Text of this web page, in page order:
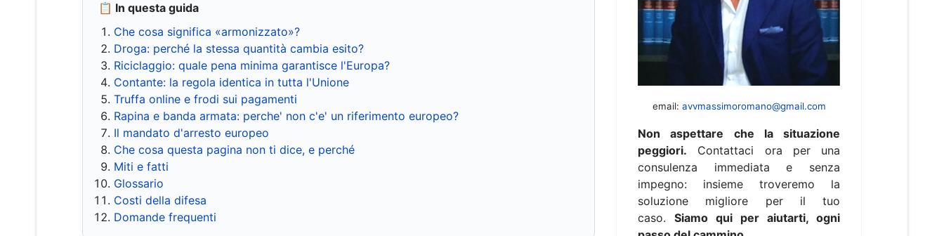
📋 In questa guida
Che cosa significa «armonizzato»?
Droga: perché la stessa quantità cambia esito?
Riciclaggio: quale pena minima garantisce l'Europa?
Contante: la regola identica in tutta l'Unione
Truffa online e frodi sui pagamenti
Rapina e banda armata: perche' non c'e' un riferimento europeo?
Il mandato d'arresto europeo
Che cosa questa pagina non ti dice, e perché
Miti e fatti
Glossario
Costi della difesa
Domande frequenti
email: avvmassimoromano@gmail.com
Non aspettare che la situazione
peggiori. Contattaci ora per una
consulenza immediata e senza
impegno: insieme troveremo la
soluzione migliore per il tuo
caso. Siamo qui per aiutarti, ogni